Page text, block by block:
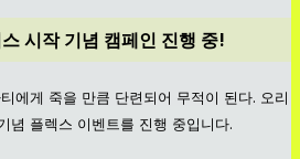
시작 기념 캠페인 진행 중!
에게 죽을 만큼 단련되어 무적이 된다. 오리
념 플렉스 이벤트를 진행 중입니다.